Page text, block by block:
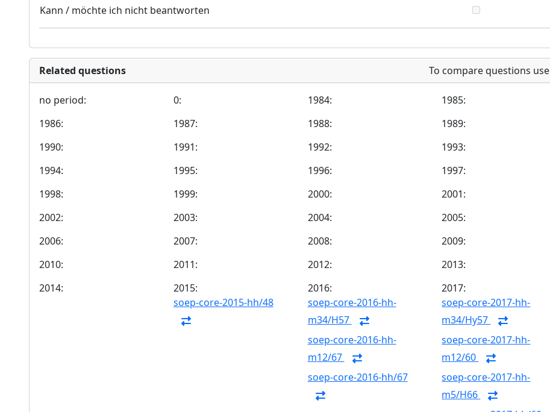
Kann / möchte ich nicht beantworten
Related questions To compare questions use
no period: 0: 1984:
1985:
1986:
1987: 1988:
1989:
1990:
1991: 1992:
1993:
1994:
1995: 1996:
1997:
1998:
1999: 2000:
2001:
2002:
2003: 2004:
2005:
2006:
2007: 2008:
2009:
2010:
2011: 2012:
2013:
2014:
2015:
soep-core-2015-hh/48
2016:
soep-core-2016-hh-
m34/H57
soep-core-2016-hh-
m12/67
soep-core-2016-hh/67
2017:
soep-core-2017-hh-
m34/Hy57
soep-core-2017-hh-
m12/60
soep-core-2017-hh-
m5/H66